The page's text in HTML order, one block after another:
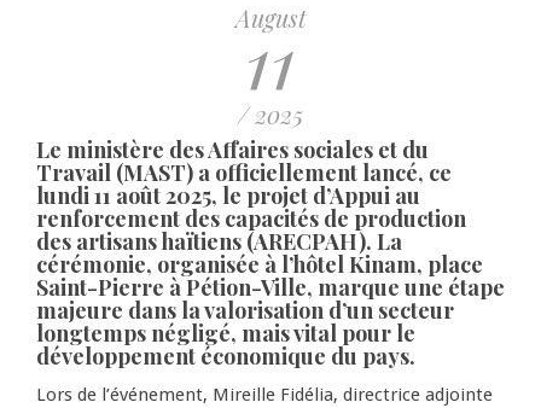
August
11
/ 2025
Le ministère des Affaires sociales et du
Travail (MAST) a officiellement lancé, ce
lundi 11 août 2025, le projet d’Appui au
renforcement des capacités de production
des artisans haïtiens (ARECPAH). La
cérémonie, organisée à l’hôtel Kinam, place
Saint-Pierre à Pétion-Ville, marque une étape
majeure dans la valorisation d’un secteur
longtemps négligé, mais vital pour le
développement économique du pays.
Lors de l’événement, Mireille Fidélia, directrice adjointe